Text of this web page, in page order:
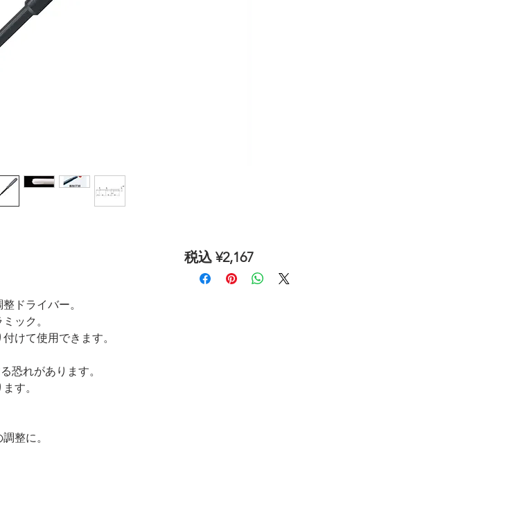
ドライバー。
ック。
けて使用できます。
恐れがあります。
す。
整に。
税込 ¥2,167